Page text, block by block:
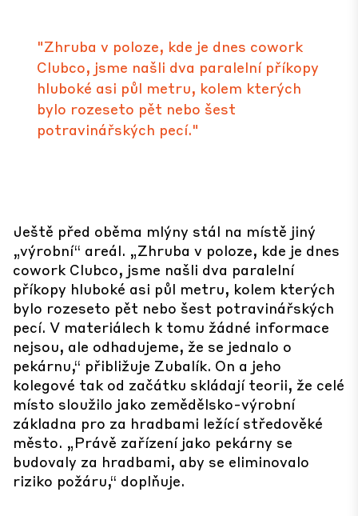
"Zhruba v poloze, kde je dnes cowork
Clubco, jsme našli dva paralelní příkopy
hluboké asi půl metru, kolem kterých
bylo rozeseto pět nebo šest
potravinářských pecí."
Ještě před oběma mlýny stál na místě jiný
„výrobní“ areál. „Zhruba v poloze, kde je dnes
cowork Clubco, jsme našli dva paralelní
příkopy hluboké asi půl metru, kolem kterých
bylo rozeseto pět nebo šest potravinářských
pecí. V materiálech k tomu žádné informace
nejsou, ale odhadujeme, že se jednalo o
pekárnu,“ přibližuje Zubalík. On a jeho
kolegové tak od začátku skládají teorii, že celé
místo sloužilo jako zemědělsko-výrobní
základna pro za hradbami ležící středověké
město. „Právě zařízení jako pekárny se
budovaly za hradbami, aby se eliminovalo
riziko požáru,“ doplňuje.